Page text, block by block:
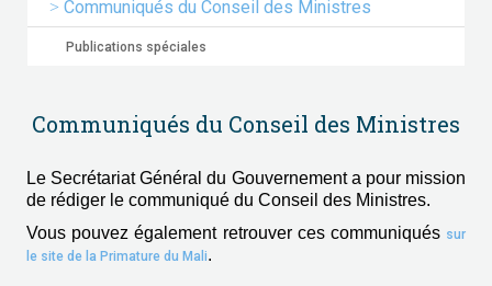
Communiqués du Conseil des Ministres
Publications spéciales
Communiqués du Conseil des Ministres
Le Secrétariat Général du Gouvernement a pour mission
de rédiger le communiqué du Conseil des Ministres.
Vous pouvez également retrouver ces communiqués sur
le site de la Primature du Mali.